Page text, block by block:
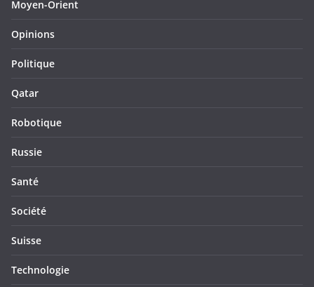
Moyen-Orient
Opinions
Politique
Qatar
Robotique
Russie
Santé
Société
Suisse
Technologie